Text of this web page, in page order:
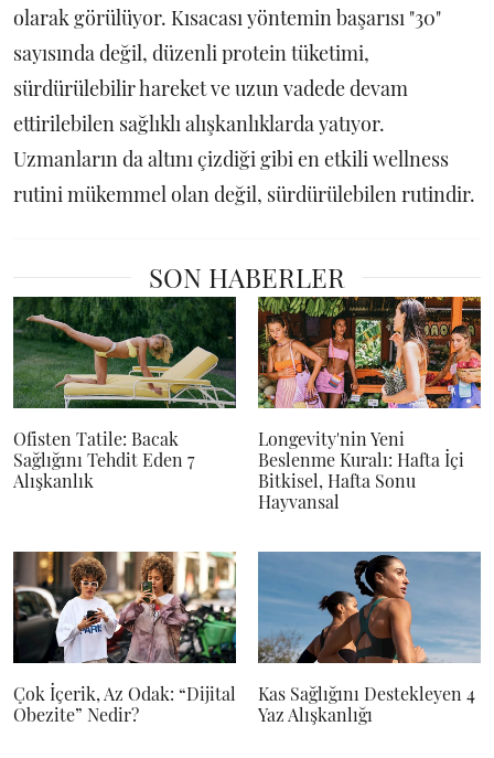
olarak görülüyor. Kısacası yöntemin başarısı "30"
sayısında değil, düzenli protein tüketimi,
sürdürülebilir hareket ve uzun vadede devam
ettirilebilen sağlıklı alışkanlıklarda yatıyor.
Uzmanların da altını çizdiği gibi en etkili wellness
rutini mükemmel olan değil, sürdürülebilen rutindir.
SON HABERLER
Ofisten Tatile: Bacak
Sağlığını Tehdit Eden 7
Alışkanlık
Longevity'nin Yeni
Beslenme Kuralı: Hafta İçi
Bitkisel, Hafta Sonu
Hayvansal
Çok İçerik, Az Odak: “Dijital
Obezite” Nedir?
Kas Sağlığını Destekleyen 4
Yaz Alışkanlığı